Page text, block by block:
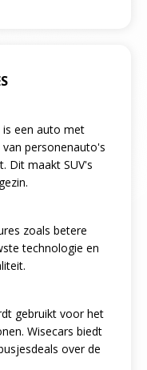
is een auto met
personenauto's
Dit maakt SUV's
zoals betere
technologie en
gebruikt voor het
Wisecars biedt
over de